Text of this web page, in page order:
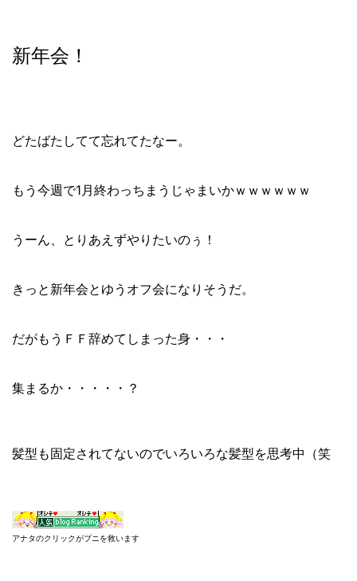
新年会！
どたばたしてて忘れてたなー。
もう今週で1月終わっちまうじゃまいかｗｗｗｗｗｗ
うーん、とりあえずやりたいのぅ！
きっと新年会とゆうオフ会になりそうだ。
だがもうＦＦ辞めてしまった身・・・
集まるか・・・・・？
髪型も固定されてないのでいろいろな髪型を思考中（笑
アナタのクリックがプニを救います